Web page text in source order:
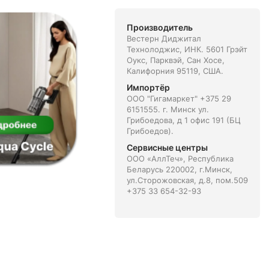
Производитель
Вестерн Диджитал
Технолоджис, ИНК. 5601 Грэйт
Оукс, Парквэй, Сан Хосе,
Калифорния 95119, США.
Импортёр
ООО "Гигамаркет" +375 29
6151555. г. Минск ул.
Грибоедова, д 1 офис 191 (БЦ
Грибоедов).
Сервисные центры
ООО «АллТеч», Республика
Беларусь 220002, г.Минск,
ул.Сторожовская, д.8, пом.509
+375 33 654-32-93